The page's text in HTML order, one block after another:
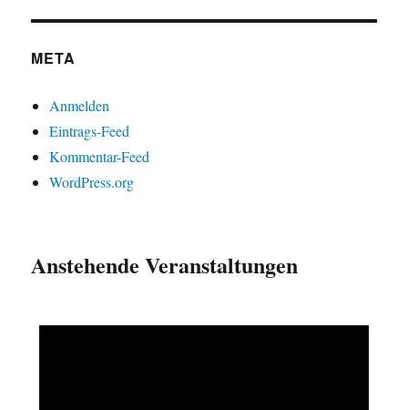
META
Anmelden
Eintrags-Feed
Kommentar-Feed
WordPress.org
Anstehende Veranstaltungen